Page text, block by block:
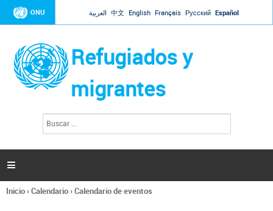
Jump to navigation
ONU العربية 中文 English Français Русский Español
Refugiados y
migrantes
l
s

Se
Inicio›Calendario›Calendario de eventos